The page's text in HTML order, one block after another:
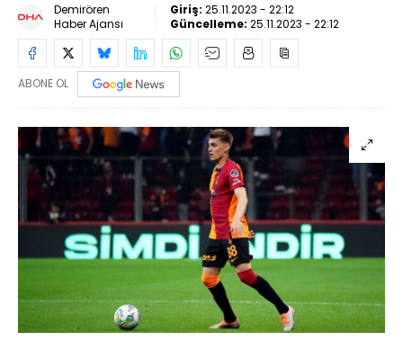
Demirören
Haber Ajansı
Giriş: 25.11.2023 - 22:12
Güncelleme: 25.11.2023 - 22:12
ABONE OL